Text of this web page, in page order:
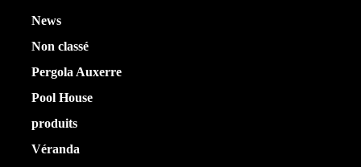
News
Non classé
Pergola Auxerre
Pool House
produits
Véranda